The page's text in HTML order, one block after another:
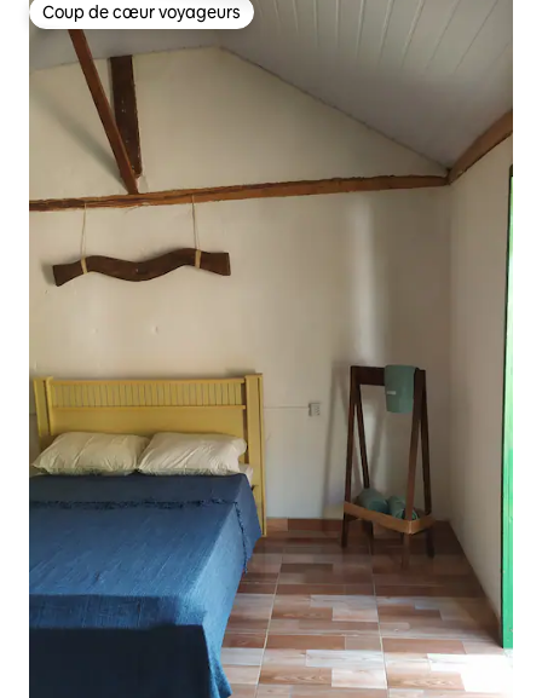
Coup de cœur voyageurs
Coup de cœur voyageurs